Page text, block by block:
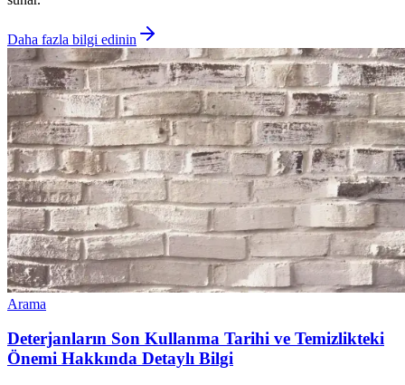
Daha fazla bilgi edinin
Arama
Deterjanların Son Kullanma Tarihi ve Temizlikteki
Önemi Hakkında Detaylı Bilgi